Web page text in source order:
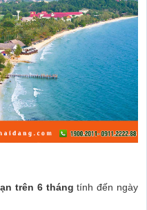
trên 6 tháng tính đến ngày